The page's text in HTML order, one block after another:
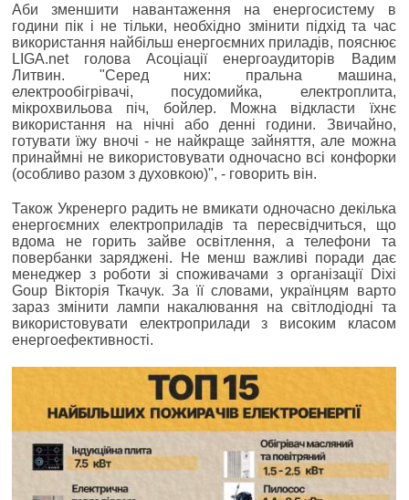
Аби зменшити навантаження на енергосистему в
години пік і не тільки, необхідно змінити підхід та час
використання найбільш енергоємних приладів, пояснює
LIGA.net голова Асоціації енергоаудиторів Вадим
Литвин. "Серед них: пральна машина,
електрообігрівачі, посудомийка, електроплита,
мікрохвильова піч, бойлер. Можна відкласти їхнє
використання на нічні або денні години. Звичайно,
готувати їжу вночі - не найкраще зайняття, але можна
принаймні не використовувати одночасно всі конфорки
(особливо разом з духовкою)", - говорить він.
Також Укренерго радить не вмикати одночасно декілька
енергоємних електроприладів та пересвідчиться, що
вдома не горить зайве освітлення, а телефони та
повербанки заряджені. Не менш важливі поради дає
менеджер з роботи зі споживачами з організації Dixi
Goup Вікторія Ткачук. За її словами, українцям варто
зараз змінити лампи накалювання на світлодіодні та
використовувати електроприлади з високим класом
енергоефективності.